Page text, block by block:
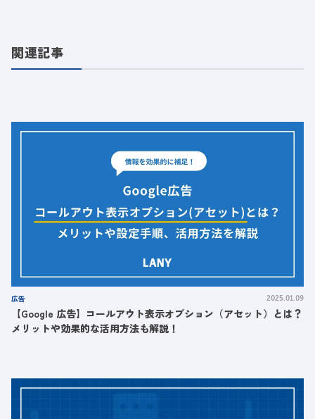
関連記事
広告 2025.01.09
【Google 広告】コールアウト表示オプション（アセット）とは？
メリットや効果的な活用方法も解説！